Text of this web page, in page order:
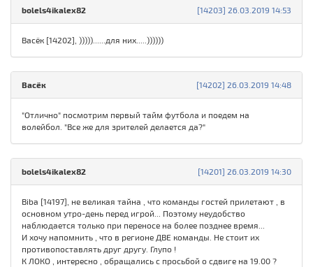
[14203] 26.03.2019 14:53
bolels4ikalex82
Васёк [14202], )))))......для них.....))))))
[14202] 26.03.2019 14:48
Васёк
"Отлично" посмотрим первый тайм футбола и поедем на
волейбол. "Все же для зрителей делается да?"
[14201] 26.03.2019 14:30
bolels4ikalex82
Biba [14197], не великая тайна , что команды гостей прилетают , в
основном утро-день перед игрой... Поэтому неудобство
наблюдается только при переносе на более позднее время...
И хочу напомнить , что в регионе ДВЕ команды. Не стоит их
противопоставлять друг другу. Глупо !
К ЛОКО , интересно , обращались с просьбой о сдвиге на 19.00 ?